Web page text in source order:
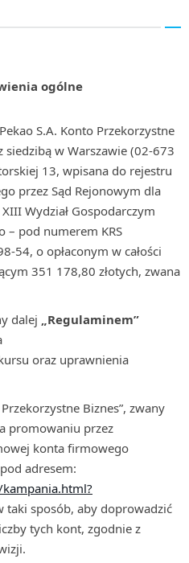
ogólne
S.A. Konto Przekorzystne
siedzibą w Warszawie (02-673
13, wpisana do rejestru
przez Sąd Rejonowym dla
Wydział Gospodarczym
– pod numerem KRS
54, o opłaconym w całości
351 178,80 złotych, zwana
dalej „Regulaminem”
oraz uprawnienia
Biznes”, zwany
promowaniu przez
konta firmowego
adresem:
taki sposób, aby doprowadzić
tych kont, zgodnie z